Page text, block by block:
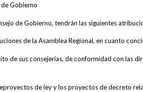
Gobierno
de Gobierno, tendrán las siguientes
de la Asamblea Regional, en cuanto
de sus consejerías, de conformidad con las
de ley y los proyectos de decreto